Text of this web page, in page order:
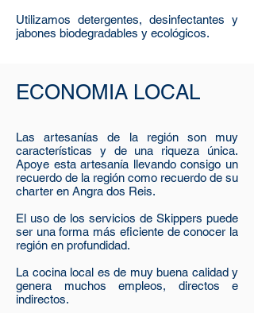
Utilizamos detergentes, desinfectantes y
jabones biodegradables y ecológicos.
ECONOMIA LOCAL
Las artesanías de la región son muy
características y de una riqueza única.
Apoye esta artesanía llevando consigo un
recuerdo de la región como recuerdo de su
charter en Angra dos Reis.
El uso de los servicios de Skippers puede
ser una forma más eficiente de conocer la
región en profundidad.
La cocina local es de muy buena calidad y
genera muchos empleos, directos e
indirectos.